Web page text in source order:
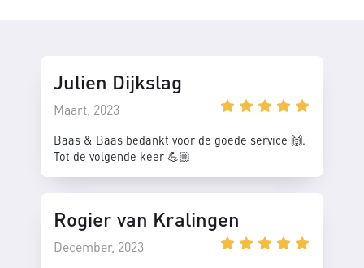
Julien Dijkslag
Maart, 2023
Baas & Baas bedankt voor de goede service 🙌.
Tot de volgende keer 💪🏼
Rogier van Kralingen
December, 2023